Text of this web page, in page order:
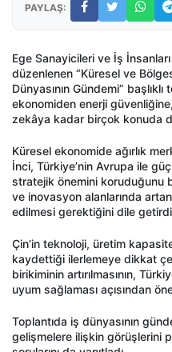
PAYLAŞ:
Ege Sanayicileri ve İş
düzenlenen “Küresel ve
Dünyasının Gündemi”
ekonomiden enerji
zekâya kadar birçok konuda
Küresel ekonomide ağırlık
İnci, Türkiye’nin Avrupa ile
stratejik önemini koruduğunu
ve inovasyon alanlarında
edilmesi gerektiğini dile
Çin’in teknoloji, üretim
kaydettiği ilerlemeye dikkat
birikiminin artırılmasının,
uyum sağlaması açısından
Toplantıda iş dünyasının
gelişmelere ilişkin görüşlerini